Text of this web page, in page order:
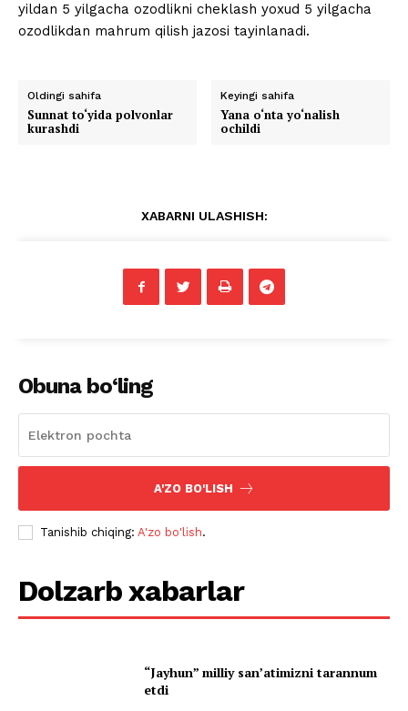
yildan 5 yilgacha ozodlikni cheklash yoxud 5 yilgacha
ozodlikdan mahrum qilish jazosi tayinlanadi.
Oldingi sahifa
Sunnat to‘yida polvonlar
kurashdi
Keyingi sahifa
Yana o‘nta yo‘nalish
ochildi
XABARNI ULASHISH:
Obuna bo‘ling
A'ZO BO'LISH
Tanishib chiqing: A'zo bo'lish.
Dolzarb xabarlar
“Jayhun” milliy san’atimizni tarannum
etdi